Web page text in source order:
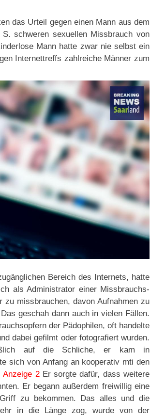
das Urteil gegen einen Mann aus dem
schweren sexuellen Missbrauch von
Mann hatte zwar nie selbst ein
Internettreffs zahlreiche Männer zum
Bereich des Internets, hatte
als Administrator einer Missbrauchs-
missbrauchen, davon Aufnahmen zu
geschah dann auch in vielen Fällen.
der Pädophilen, oft handelte
dabei gefilmt oder fotografiert wurden.
auf die Schliche, er kam in
sich von Anfang an kooperativ mti den
Anzeige 2Er sorgte dafür, dass weitere
Er begann außerdem freiwillig eine
zu bekommen. Das alles und die
in die Länge zog, wurde von der